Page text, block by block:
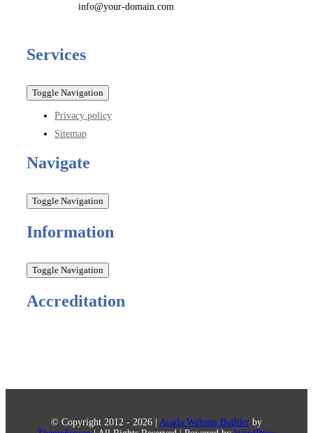
info@your-domain.com
Services
Toggle Navigation
Privacy policy
Sitemap
Navigate
Toggle Navigation
Information
Toggle Navigation
Accreditation
© Copyright 2012 - 2026 | Avada Website Builder by